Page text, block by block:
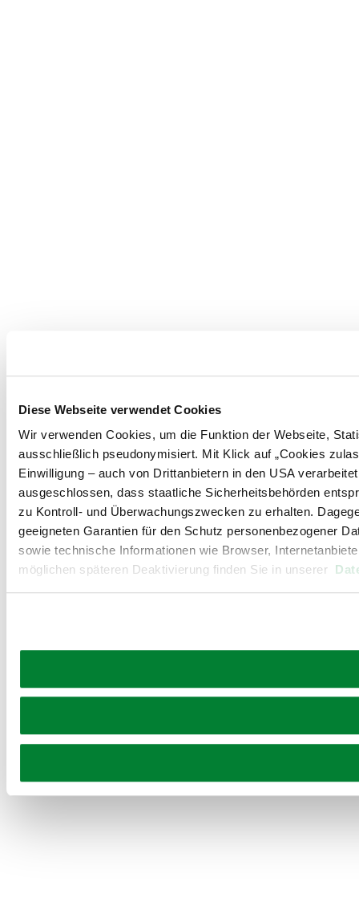
Diese Webseite verwendet Cookies
Wir verwenden Cookies, um die Funktion der Webseite,
ausschließlich pseudonymisiert. Mit Klick auf „Cookies
Einwilligung – auch von Drittanbietern in den USA
ausgeschlossen, dass staatliche Sicherheitsbehörden
zu Kontroll- und Überwachungszwecken zu erhalten.
geeigneten Garantien für den Schutz personenbezogener
sowie technische Informationen wie Browser,
möglichen späteren Deaktivierung finden Sie in unserer